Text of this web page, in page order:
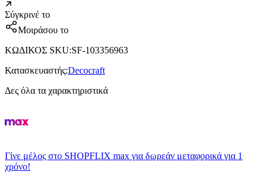
Σύγκρινέ το
Μοιράσου το
ΚΩΔΙΚΟΣ SKU:SF-103356963
Κατασκευαστής:Decocraft
Δες όλα τα χαρακτηριστικά
Γίνε μέλος στο SHOPFLIX max για δωρεάν μεταφορικά για 1
χρόνο!